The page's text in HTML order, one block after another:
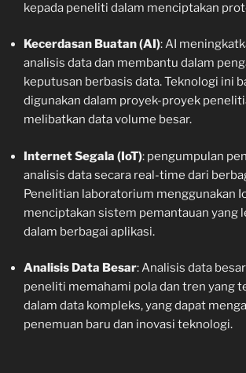
kepada peneliti dalam menciptakan
Kecerdasan Buatan (AI): AI
analisis data dan membantu dalam
keputusan berbasis data. Teknologi ini
digunakan dalam proyek-proyek
melibatkan data volume besar.
Internet Segala (IoT): pengumpulan
analisis data secara real-time dari
Penelitian laboratorium menggunakan
menciptakan sistem pemantauan yang
dalam berbagai aplikasi.
Analisis Data Besar: Analisis data
peneliti memahami pola dan tren yang
dalam data kompleks, yang dapat
penemuan baru dan inovasi teknologi.